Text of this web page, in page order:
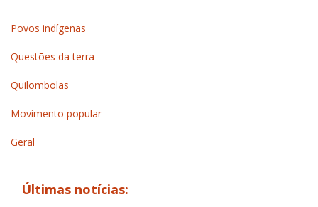
Povos indígenas
Questões da terra
Quilombolas
Movimento popular
Geral
Últimas notícias: